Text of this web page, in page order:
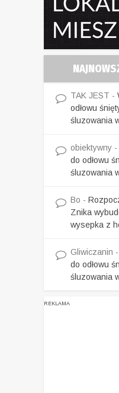
TAK JEST -
odłowu
śluzowania
obiektywny -
do odłowu
śluzowania
Bo -
Znika
wysepka z
Gliwiczanin -
do odłowu
śluzowania
REKLAMA